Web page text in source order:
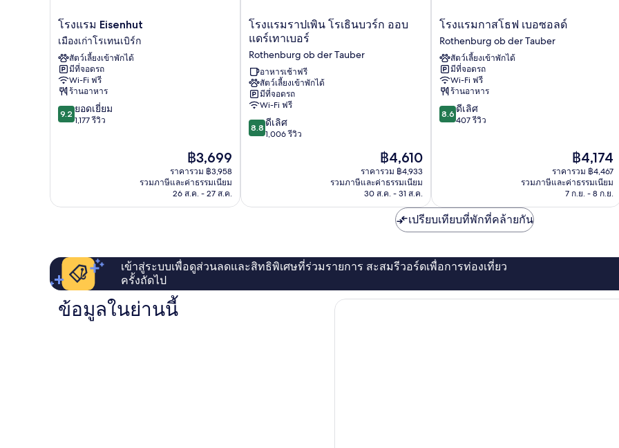
โรงแรม
Eisenhut
เมือง
เก่า
โร
เท
น
เบิร์ก
โรงแรม Eisenhut
เมืองเก่าโรเทนเบิร์ก
สัตว์เลี้ยงเข้าพักได้
มีที่จอดรถ
Wi-Fi ฟรี
ร้านอาหาร
9.2
จาก
9.2 ยอดเยี่ยม
1,177 รีวิว
ราคา
ปัจจุบัน
คือ
฿3,699
฿3,699
ราคารวม ฿3,958
รวมภาษีและค่าธรรมเนียม
26 ส.ค. - 27 ส.ค.
โรง
แร
เพิน
โร
เธิ
นบ
วร์ก
ออบ
แดร์
Tauber
โรงแรมราปเพิน โรเธินบวร์ก ออบ
แดร์เทาเบอร์
Rothenburg ob der Tauber
อาหารเช้าฟรี
สัตว์เลี้ยงเข้าพักได้
มีที่จอดรถ
Wi-Fi ฟรี
8.8
จาก
8.8 ดีเลิศ
1,006 รีวิว
ราคา
ปัจจุบัน
คือ
฿4,610
฿4,610
ราคารวม ฿4,933
รวมภาษีและค่าธรรมเนียม
30 ส.ค. - 31 ส.ค.
โรง
แร
มกาสโธฟ
เบอ
ซอ
ลด์
Rothenburg
ob
der
โรงแรมกาสโธฟ เบอซอลด์
Rothenburg ob der Tauber
สัตว์เลี้ยงเข้าพักได้
มีที่จอดรถ
Wi-Fi ฟรี
ร้านอาหาร
8.6
จาก
8.6 ดีเลิศ
407 รีวิว
ราคา
ปัจจุบัน
คือ
฿4,174
฿4,174
ราคารวม ฿4,467
รวมภาษีและค่าธรรมเนียม
7 ก.ย. - 8 ก.ย.
เปรียบเทียบที่พักที่คล้ายกัน
เข้าสู่ระบบเพื่อดูส่วนลดและสิทธิพิเศษที่ร่วมรายการ สะสมรีวอร์ดเพื่อการท่องเที่ยว
ครั้งถัดไป
ข้อมูลในย่านนี้